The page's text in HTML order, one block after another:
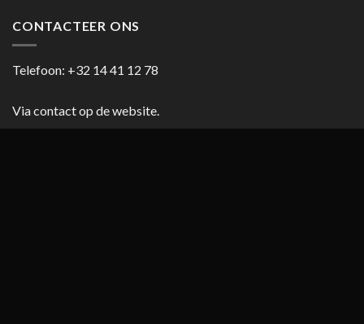
CONTACTEER ONS
Telefoon: +32 14 41 12 78
Via contact op de website.